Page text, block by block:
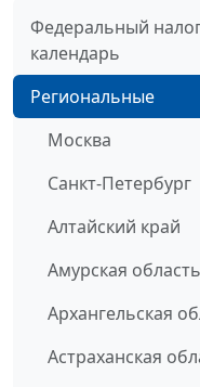
Федеральный
календарь
Региональные
Москва
Санкт-Петербург
Алтайский край
Амурская область
Архангельская
Астраханская